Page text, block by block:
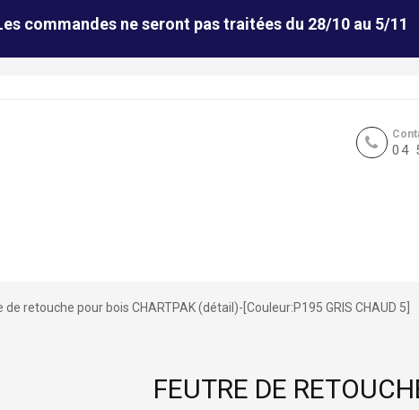
commandes ne seront pas traitées du 28/10 au 5/11
04
de retouche pour bois CHARTPAK (détail)-[Couleur:P195 GRIS CHAUD 5]
FEUTRE DE